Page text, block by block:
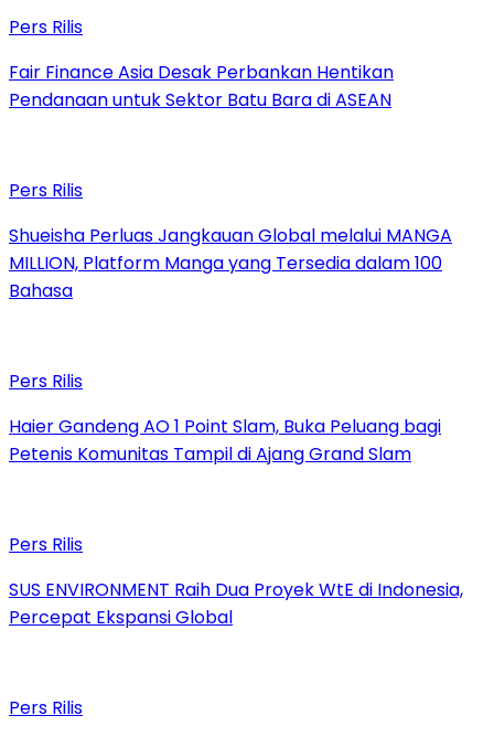
Pers Rilis
Fair Finance Asia Desak Perbankan Hentikan
Pendanaan untuk Sektor Batu Bara di ASEAN
Pers Rilis
Shueisha Perluas Jangkauan Global melalui MANGA
MILLION, Platform Manga yang Tersedia dalam 100
Bahasa
Pers Rilis
Haier Gandeng AO 1 Point Slam, Buka Peluang bagi
Petenis Komunitas Tampil di Ajang Grand Slam
Pers Rilis
SUS ENVIRONMENT Raih Dua Proyek WtE di Indonesia,
Percepat Ekspansi Global
Pers Rilis